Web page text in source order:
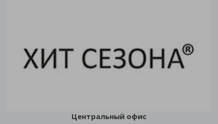
Центральный офис